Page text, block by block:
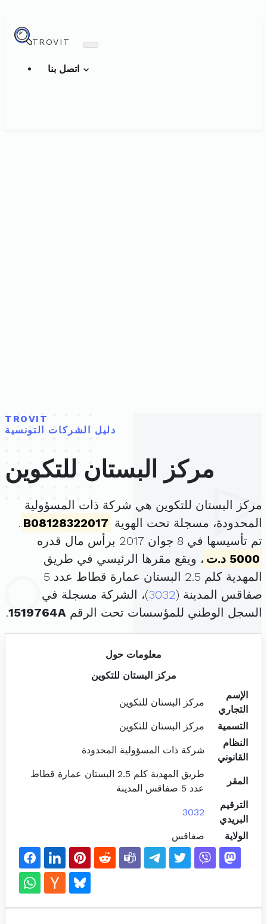
TROVIT
TROVIT
دليل الشركات التونسية
مركز البستان للتكوين
مركز البستان للتكوين هي شركة ذات المسؤولية
المحدودة، مسجلة تحت الهوية B08128322017
.
تم تأسيسها في 8 جوان 2017 برأس مال قدره
5000 د.ت
، ويقع مقرها الرئيسي في طريق
المهدية كلم 2.5 البستان عمارة قطاط عدد 5
صفاقس المدينة (3032)، الشركة مسجلة في
السجل الوطني للمؤسسات تحت الرقم 1519764A
.
معلومات حول
مركز البستان للتكوين
الإسم
التجاري
مركز البستان للتكوين
التسمية
مركز البستان للتكوين
النظام
القانوني
شركة ذات المسؤولية المحدودة
المقر
طريق المهدية كلم 2.5 البستان عمارة قطاط
عدد 5 صفاقس المدينة
الترقيم
البريدي
3032
الولاية صفاقس